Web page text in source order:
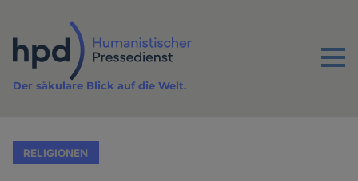
Inhalt
Menu
Der säkulare Blick auf die Welt.
RELIGIONEN